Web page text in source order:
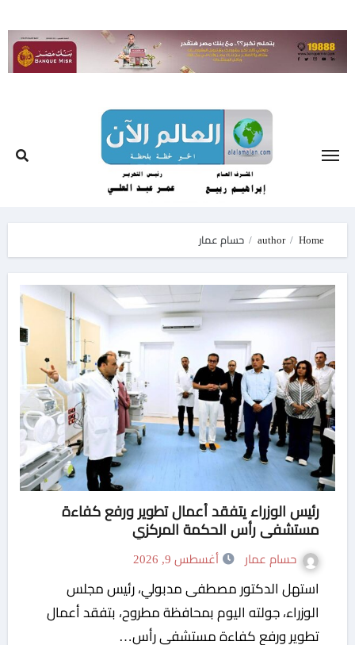
to
content
Home
author حسام عمار
رئيس الوزراء يتفقد أعمال تطوير ورفع كفاءة
مستشفى رأس الحكمة المركزي
حسام عمار أغسطس 9, 2026
استهل الدكتور مصطفى مدبولي، رئيس مجلس
الوزراء، جولته اليوم بمحافظة مطروح، بتفقد أعمال
تطوير ورفع كفاءة مستشفى رأس…